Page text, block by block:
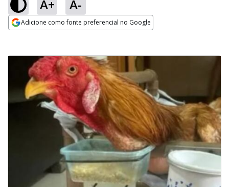
A+ A-
Adicione como fonte preferencial no Google